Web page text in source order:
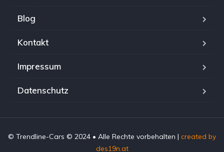
Blog
Kontakt
Impressum
Datenschutz
© Trendline-Cars © 2024 • Alle Rechte vorbehalten | created by
des19n.at